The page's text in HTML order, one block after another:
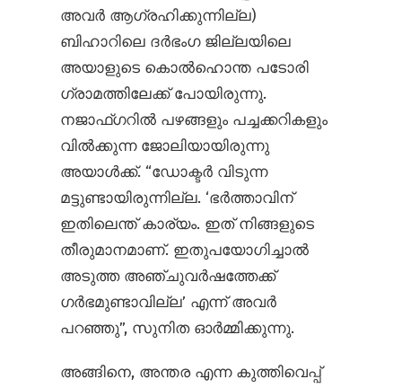
അവർ ആഗ്രഹിക്കുന്നില്ല)
ബിഹാറിലെ ദർഭംഗ ജില്ലയിലെ
അയാളുടെ കൊൽഹൊന്ത പടോരി
ഗ്രാമത്തിലേക്ക് പോയിരുന്നു.
നജാഫ്ഗറിൽ പഴങ്ങളും പച്ചക്കറികളും
വിൽക്കുന്ന ജോലിയായിരുന്നു
അയാൾക്ക്. “ഡോക്ടർ വിടുന്ന
മട്ടുണ്ടായിരുന്നില്ല. ‘ഭർത്താവിന്
ഇതിലെന്ത് കാര്യം. ഇത് നിങ്ങളുടെ
തീരുമാനമാണ്. ഇതുപയോഗിച്ചാൽ
അടുത്ത അഞ്ചുവർഷത്തേക്ക്
ഗർഭമുണ്ടാവില്ല’ എന്ന് അവർ
പറഞ്ഞു”, സുനിത ഓർമ്മിക്കുന്നു.
അങ്ങിനെ, അന്തര എന്ന കുത്തിവെപ്പ്